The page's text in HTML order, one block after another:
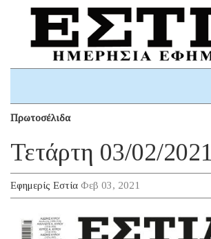
Πρωτοσέλιδα
Τετάρτη 03/02/2021
Εφημερίς Εστία Φεβ 03, 2021